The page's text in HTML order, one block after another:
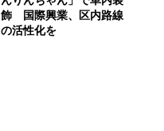
飾 国際興業、区内路線
の活性化を